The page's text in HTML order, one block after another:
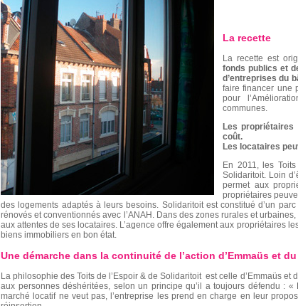
La recette
La recette est
fonds publics et
d’entreprises du
faire financer une
pour
communes.
Les
coût.
Les locataires
En 2011, les
Solidaritoit. Loin
permet aux
propriétaires
des logements adaptés à leurs besoins. Solidaritoit est constitué d’un
rénovés et conventionnés avec l’ANAH. Dans des zones rurales et
aux attentes de ses locataires. L’agence offre également aux propriétaires
biens immobiliers en bon état.
Une démarche dans la continuité de l’action d’Emmaüs et
La philosophie des Toits de l’Espoir & de Solidaritoit est celle d’Emmaüs et
aux personnes déshéritées, selon un principe qu’il a toujours défendu :
marché locatif ne veut pas, l’entreprise les prend en charge en leur